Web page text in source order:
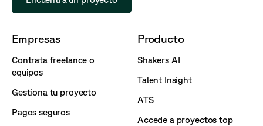
Empresas
Contrata freelance o
equipos
Gestiona tu proyecto
Pagos seguros
Producto
Shakers AI
Talent Insight
ATS
Accede a proyectos top